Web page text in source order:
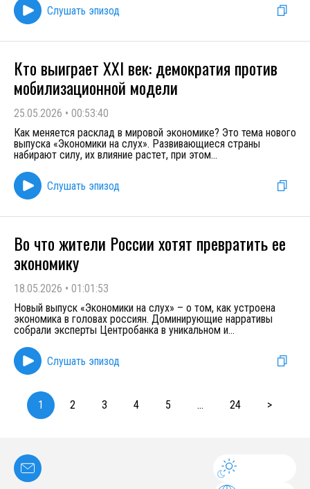
Слушать эпизод
Кто выиграет XXI век: демократия против
мобилизационной модели
25.05.2026 • 00:53:40
Как меняется расклад в мировой экономике? Это тема нового
выпуска «Экономики на слух». Развивающиеся страны
набирают силу, их влияние растет, при этом...
Слушать эпизод
Во что жители России хотят превратить ее
экономику
18.05.2026 • 01:01:53
Новый выпуск «Экономики на слух» – о том, как устроена
экономика в головах россиян. Доминирующие нарративы
собрали эксперты Центробанка в уникальном и...
Слушать эпизод
1 2 3 4 5 ... 24 >